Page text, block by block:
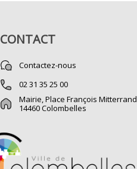
CONTACT
Contactez-nous
02 31 35 25 00
Mairie, Place François Mitterrand
14460 Colombelles